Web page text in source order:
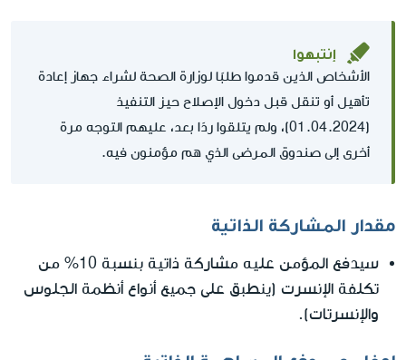
إنتبهوا
الأشخاص الذين قدموا طلبًا لوزارة الصحة لشراء جهاز إعادة
تأهيل أو تنقل قبل دخول الإصلاح حيز التنفيذ
(01.04.2024)، ولم يتلقوا ردًا بعد، عليهم التوجه مرة
أخرى إلى صندوق المرضى الذي هم مؤمنون فيه.
مقدار المشاركة الذاتية
سيدفع المؤمن عليه مشاركة ذاتية بنسبة 10% من
تكلفة الإنسرت (ينطبق على جميع أنواع أنظمة الجلوس
والإنسرتات).